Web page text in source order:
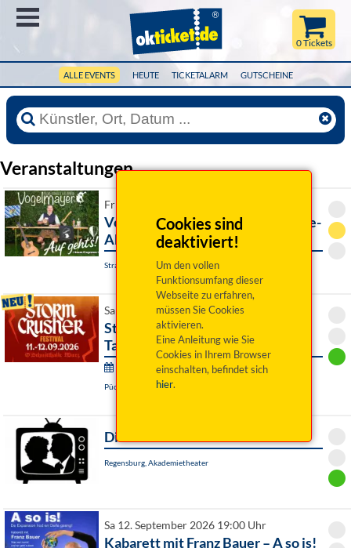
ALLE EVENTS HEUTE TICKETALARM GUTSCHEINE
0 Tickets
Cookies sind
deaktiviert!
Um den vollen
Funktionsumfang dieser
Webseite zu erfahren,
müssen Sie Cookies
aktivieren.
Eine Anleitung wie Sie
Cookies in Ihrem Browser
einschalten, befindet sich
hier.
Veranstaltungen
Fr 11. September 2026 20:00 Uhr
Vogelmayer: Auf geht´s! Premiere-
Abend
Straubing, Paul-Theater - Theaterbühne
Sa 12. September 2026 14:00 Uhr
Storm Crusher Festival 2026 -
Tagesticket Samstag
Storm Crusher Festival:
Püchersreuth / OT Wurz, Wurzer O`Schnitt-Halle
Die Valente Alexander Show
Regensburg, Akademietheater
Sa 12. September 2026 19:00 Uhr
Kabarett mit Franz Bauer – A so is!